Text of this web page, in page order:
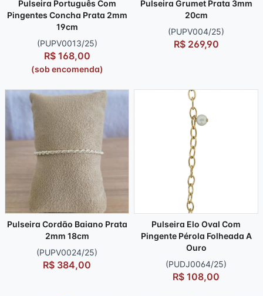
Pulseira Português Com
Pingentes Concha Prata 2mm
19cm
(PUPV0013/25)
R$ 168,00
(sob encomenda)
Pulseira Grumet Prata 3mm
20cm
(PUPV004/25)
R$ 269,90
Pulseira Cordão Baiano Prata
2mm 18cm
(PUPV0024/25)
R$ 384,00
Pulseira Elo Oval Com
Pingente Pérola Folheada A
Ouro
(PUDJ0064/25)
R$ 108,00